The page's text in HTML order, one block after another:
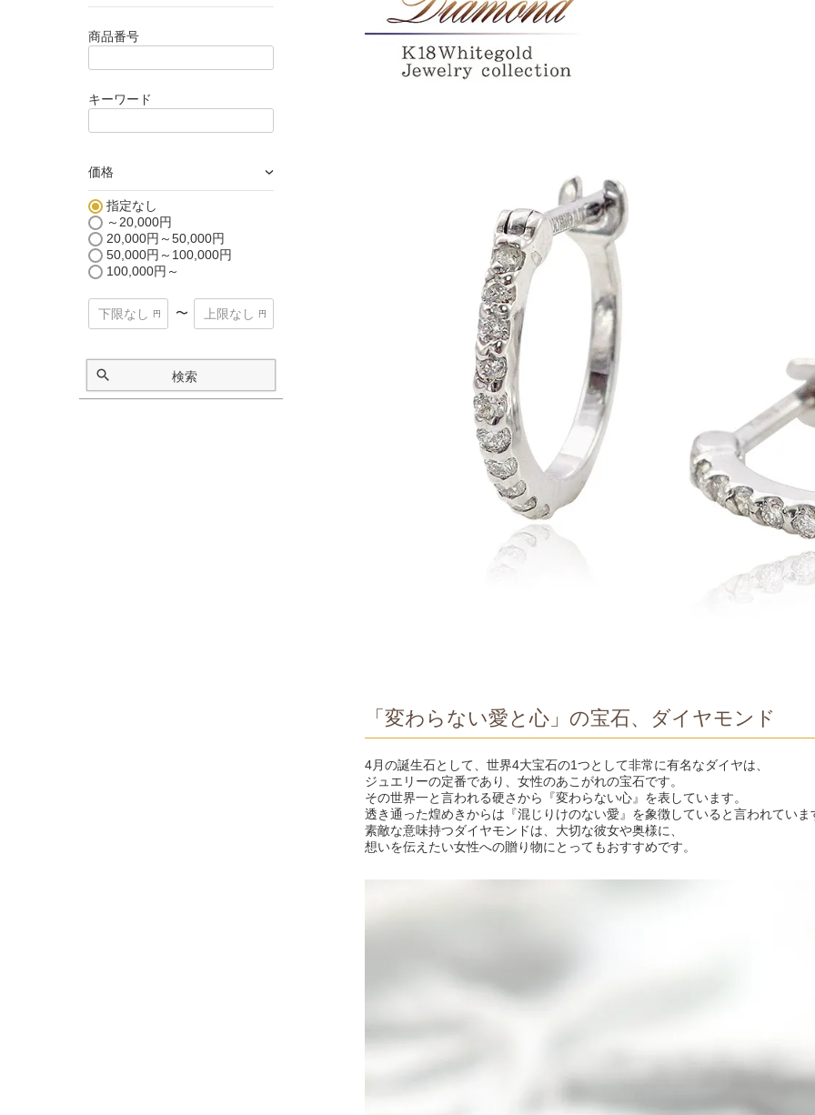
商品番号
キーワード
価格 ›
指定なし
～20,000円
20,000円～50,000円
50,000円～100,000円
100,000円～
〜
検索
「変わらない愛と心」の宝石、ダイヤモンド
4月の誕生石として、世界4大宝石の1つとして非常に有名なダイヤは、
ジュエリーの定番であり、女性のあこがれの宝石です。
その世界一と言われる硬さから『変わらない心』を表しています。
透き通った煌めきからは『混じりけのない愛』を象徴していると言われていま
素敵な意味持つダイヤモンドは、大切な彼女や奥様に、
想いを伝えたい女性への贈り物にとってもおすすめです。